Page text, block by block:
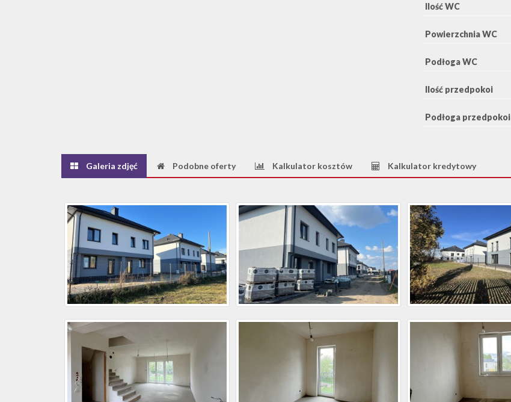
Ilość WC
Powierzchnia WC
Podłoga WC
Ilość przedpokoi
Podłoga przedpokoi
Galeria zdjęć Podobne oferty Kalkulator kosztów Kalkulator kredytowy